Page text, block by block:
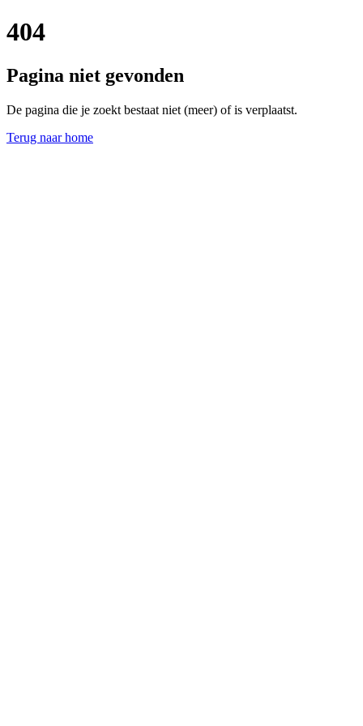
404
Pagina niet gevonden
De pagina die je zoekt bestaat niet (meer) of is verplaatst.
Terug naar home